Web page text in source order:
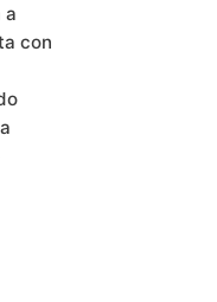
a
con